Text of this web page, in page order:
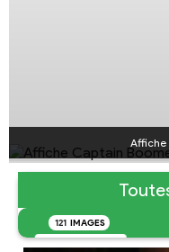
Affiche
121 IMAGES